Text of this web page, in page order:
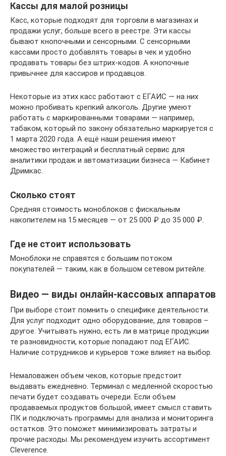
Кассы для малой розницы
Касс, которые подходят для торговли в магазинах и
продажи услуг, больше всего в реестре. Эти кассы
бывают кнопочными и сенсорными. С сенсорными
кассами просто добавлять товары в чек и удобно
продавать товары без штрих-кодов. А кнопочные
привычнее для кассиров и продавцов.
Некоторые из этих касс работают с ЕГАИС — на них
можно пробивать крепкий алкоголь. Другие умеют
работать с маркированными товарами — например,
табаком, который по закону обязательно маркируется с
1 марта 2020 года. А ещё наши решения имеют
множество интеграций и бесплатный сервис для
аналитики продаж и автоматизации бизнеса — Кабинет
Дримкас.
Сколько стоят
Средняя стоимость моноблоков с фискальным
накопителем на 15 месяцев — от 25 000 ₽ до 35 000 ₽.
Где не стоит использовать
Моноблоки не справятся с большим потоком
покупателей — таким, как в большом сетевом ритейле.
Видео — виды онлайн-кассовых аппаратов
При выборе стоит помнить о специфике деятельности.
Для услуг подходит одно оборудование, для товаров –
другое. Учитывать нужно, есть ли в матрице продукции
те разновидности, которые попадают под ЕГАИС.
Наличие сотрудников и курьеров тоже влияет на выбор.
Немаловажен объем чеков, которые предстоит
выдавать ежедневно. Терминал с медленной скоростью
печати будет создавать очереди. Если объем
продаваемых продуктов большой, имеет смысл ставить
ПК и подключать программы для анализа и мониторинга
остатков. Это поможет минимизировать затраты и
прочие расходы. Мы рекомендуем изучить ассортимент
Cleverence.